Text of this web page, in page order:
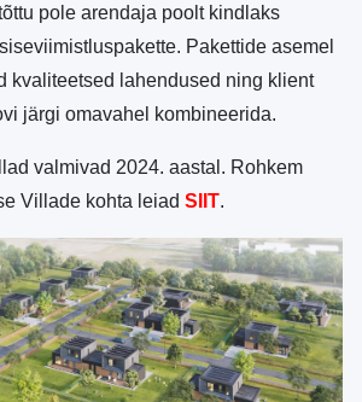
pole arendaja poolt kindlaks
Pakettide asemel
kvaliteetsed lahendused ning klient
järgi omavahel kombineerida.
valmivad 2024. aastal. Rohkem
Villade kohta leiad SIIT.